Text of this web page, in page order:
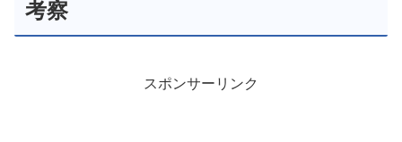
考察
スポンサーリンク